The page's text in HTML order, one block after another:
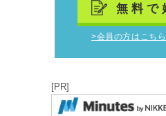
無料で
>会員の方はこち
[PR]